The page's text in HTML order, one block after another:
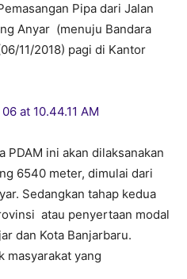
Pipa dari Jalan
Anyar (menuju Bandara
11/2018) pagi di Kantor
PDAM ini akan dilaksanakan
6540 meter, dimulai dari
Sedangkan tahap kedua
atau penyertaan modal
dan Kota Banjarbaru.
masyarakat yang